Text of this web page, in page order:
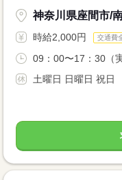
神奈川県座間市/
時給2,000円 交通費
09：00〜17：30（
土曜日 日曜日 祝日